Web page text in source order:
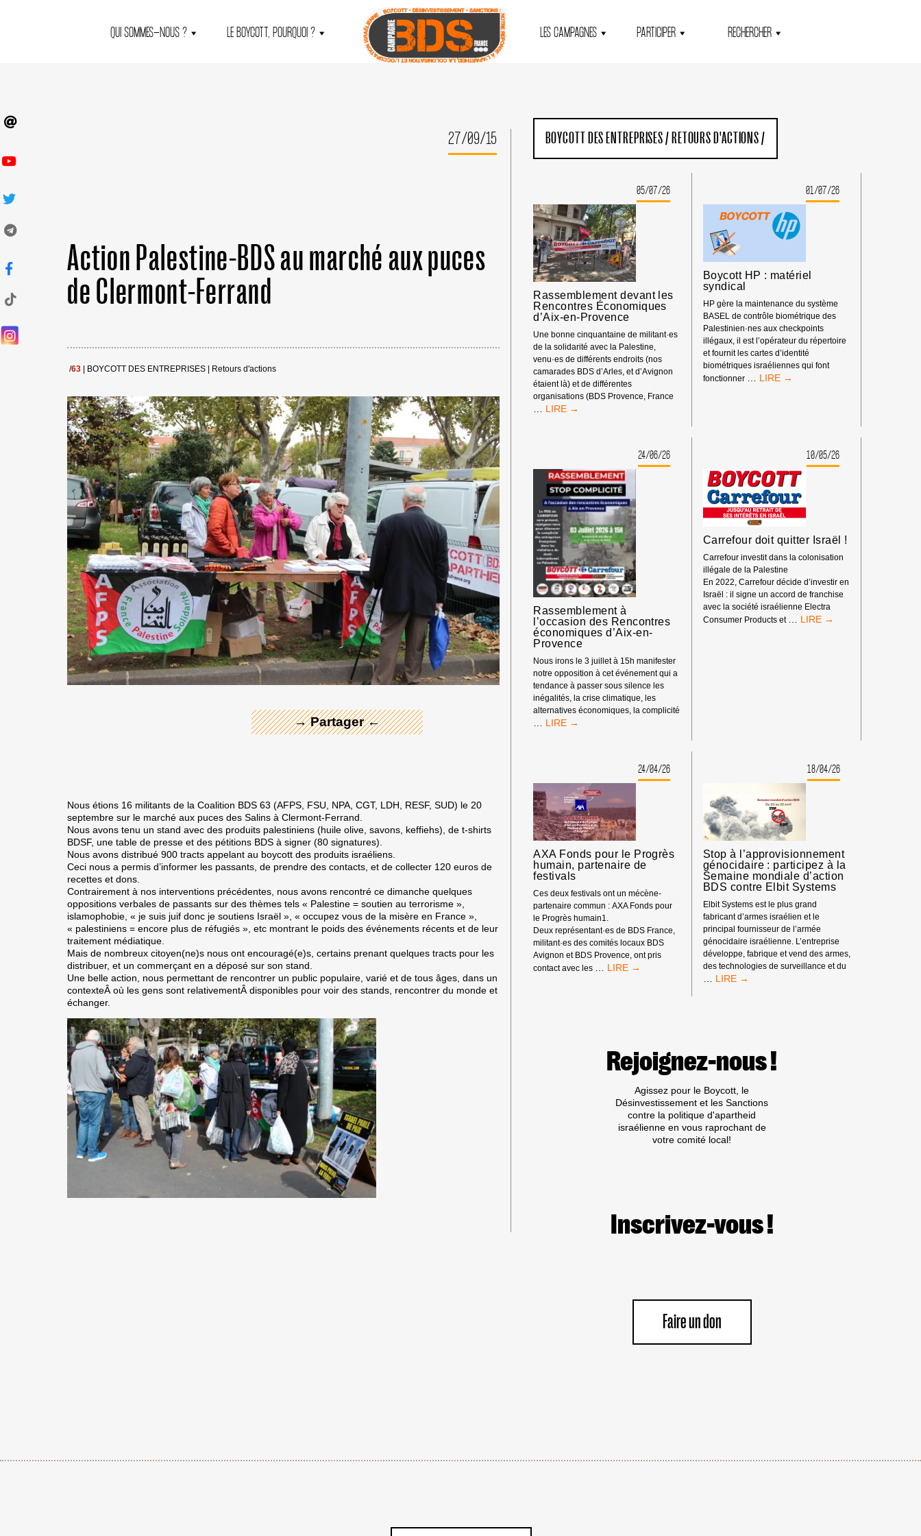
QUI SOMMES-NOUS ? LE BOYCOTT, POURQUOI ? LES CAMPAGNES PARTICIPER RECHERCHER
27/09/15
Action Palestine-BDS au marché aux puces
de Clermont-Ferrand
/63 BOYCOTT DES ENTREPRISES Retours d'actions
→ Partager ←
← Merci ! →
Nous étions 16 militants de la Coalition BDS 63 (AFPS, FSU, NPA, CGT, LDH, RESF, SUD) le 20
septembre sur le marché aux puces des Salins à Clermont-Ferrand.
Nous avons tenu un stand avec des produits palestiniens (huile olive, savons, keffiehs), de t-shirts
BDSF, une table de presse et des pétitions BDS à signer (80 signatures).
Nous avons distribué 900 tracts appelant au boycott des produits israéliens.
Ceci nous a permis d’informer les passants, de prendre des contacts, et de collecter 120 euros de
recettes et dons.
Contrairement à nos interventions précédentes, nous avons rencontré ce dimanche quelques
oppositions verbales de passants sur des thèmes tels « Palestine = soutien au terrorisme »,
islamophobie, « je suis juif donc je soutiens Israël », « occupez vous de la misère en France »,
« palestiniens = encore plus de réfugiés », etc montrant le poids des événements récents et de leur
traitement médiatique.
Mais de nombreux citoyen(ne)s nous ont encouragé(e)s, certains prenant quelques tracts pour les
distribuer, et un commerçant en a déposé sur son stand.
Une belle action, nous permettant de rencontrer un public populaire, varié et de tous âges, dans un
contexteÂ où les gens sont relativementÂ disponibles pour voir des stands, rencontrer du monde et
échanger.
BOYCOTT DES ENTREPRISES/ RETOURS D'ACTIONS/
05/07/26
Rassemblement devant les
Rencontres Économiques
d’Aix-en-Provence
Une bonne cinquantaine de militant·es
de la solidarité avec la Palestine,
venu·es de différents endroits (nos
camarades BDS d’Arles, et d’Avignon
étaient là) et de différentes
organisations (BDS Provence, France
RASSEMBLEMENT
D’AIX-
EN-
PROVENCE
01/07/26
Boycott HP : matériel
syndical
HP gère la maintenance du système
BASEL de contrôle biométrique des
Palestinien·nes aux checkpoints
illégaux, il est l’opérateur du répertoire
et fournit les cartes d’identité
biométriques israéliennes qui font
fonctionner
BOYCOTT
24/06/26
Rassemblement à
l’occasion des Rencontres
économiques d’Aix-en-
Provence
Nous irons le 3 juillet à 15h manifester
notre opposition à cet événement qui a
tendance à passer sous silence les
inégalités, la crise climatique, les
alternatives économiques, la complicité
… RASSEMBLEMENT
ÉCONOMIQUES
D’AIX-
EN-
PROVENCE
10/05/26
Carrefour doit quitter Israël !
Carrefour investit dans la colonisation
illégale de la Palestine
En 2022, Carrefour décide d’investir en
Israël : il signe un accord de franchise
avec la société israélienne Electra
Consumer Products et
CARREFOUR
24/04/26
AXA Fonds pour le Progrès
humain, partenaire de
festivals
Ces deux festivals ont un mécène-
partenaire commun : AXA Fonds pour
le Progrès humain1.
Deux représentant·es de BDS France,
militant·es des comités locaux BDS
Avignon et BDS Provence, ont pris
contact avec les … AXA
DE
FESTIVALS
18/04/26
Stop à l’approvisionnement
génocidaire : participez à la
Semaine mondiale d’action
BDS contre Elbit Systems
Elbit Systems est le plus grand
fabricant d’armes israélien et le
principal fournisseur de l’armée
génocidaire israélienne. L’entreprise
développe, fabrique et vend des armes,
des technologies de surveillance et du
… STOP
LA
MONDIALE
D’ACTION
BDS
CONTRE
ELBIT
Rejoignez-nous !
Agissez pour le Boycott, le
Désinvestissement et les Sanctions
contre la politique d'apartheid
israélienne en vous raprochant de
votre comité local!
Inscrivez-vous !
Faire un don